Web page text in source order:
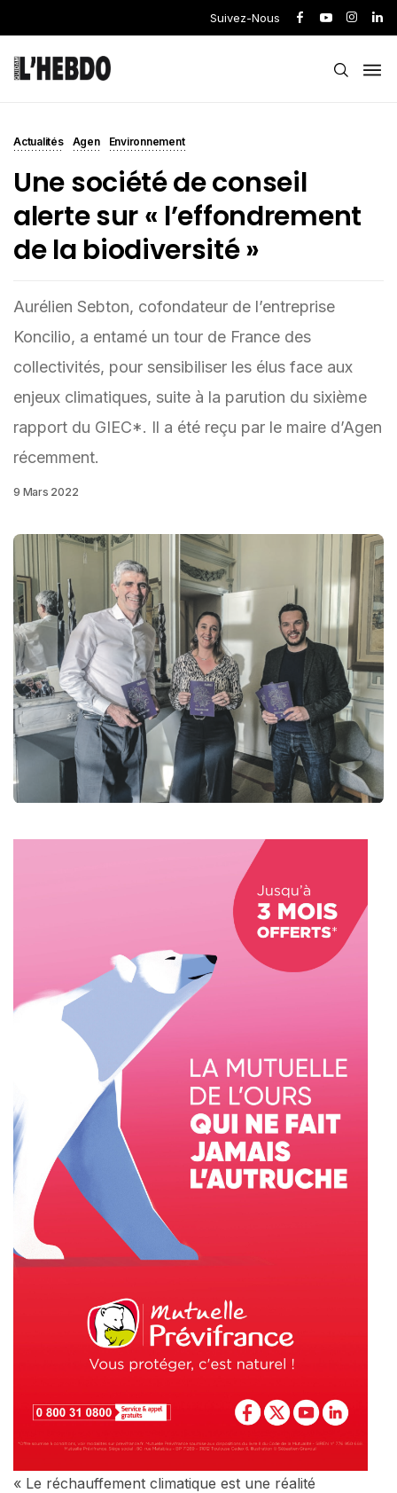
Suivez-Nous
Actualités Agen Environnement
Une société de conseil
alerte sur « l’effondrement
de la biodiversité »
Aurélien Sebton, cofondateur de l’entreprise
Koncilio, a entamé un tour de France des
collectivités, pour sensibiliser les élus face aux
enjeux climatiques, suite à la parution du sixième
rapport du GIEC*. Il a été reçu par le maire d’Agen
récemment.
9 Mars 2022
« Le réchauffement climatique est une réalité